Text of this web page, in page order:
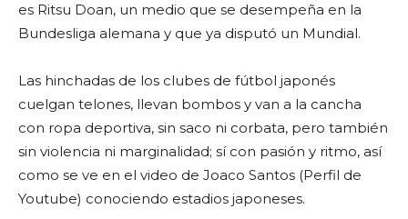
es Ritsu Doan, un medio que se desempeña en la
Bundesliga alemana y que ya disputó un Mundial.
Las hinchadas de los clubes de fútbol japonés
cuelgan telones, llevan bombos y van a la cancha
con ropa deportiva, sin saco ni corbata, pero también
sin violencia ni marginalidad; sí con pasión y ritmo, así
como se ve en el video de Joaco Santos (Perfil de
Youtube) conociendo estadios japoneses.